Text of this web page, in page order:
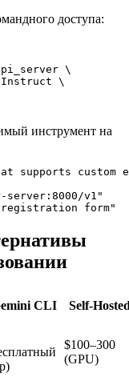
доступа:
\
\
инструмент на
supports custom
server:8000/v1"
CLI
Self-
$100–300
(GPU)